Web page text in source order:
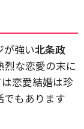
が強い北条政
烈な恋愛の末に
恋愛結婚は珍
でもあります